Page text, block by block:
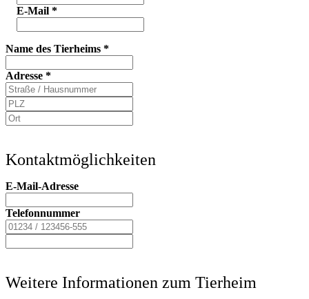
E-Mail *
Name des Tierheims *
Adresse *
Kontaktmöglichkeiten
E-Mail-Adresse
Telefonnummer
Weitere Informationen zum Tierheim